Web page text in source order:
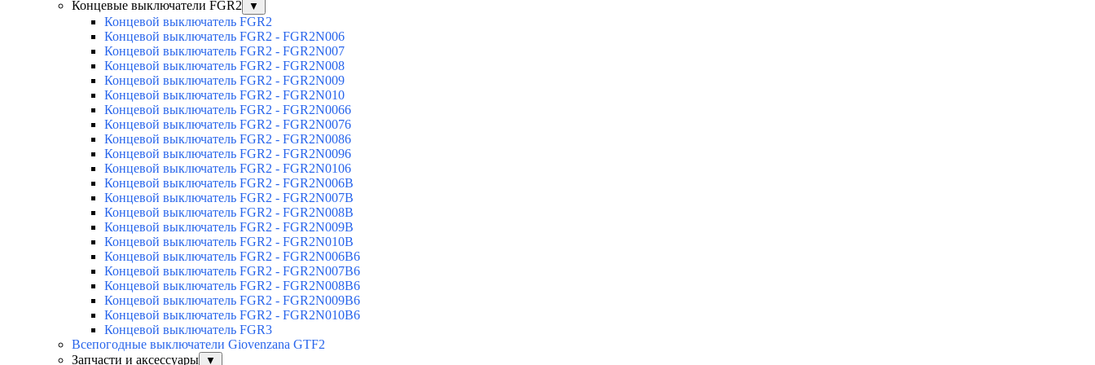
Концевые выключатели FGR2 ▼
Концевой выключатель FGR2
Концевой выключатель FGR2 - FGR2N006
Концевой выключатель FGR2 - FGR2N007
Концевой выключатель FGR2 - FGR2N008
Концевой выключатель FGR2 - FGR2N009
Концевой выключатель FGR2 - FGR2N010
Концевой выключатель FGR2 - FGR2N0066
Концевой выключатель FGR2 - FGR2N0076
Концевой выключатель FGR2 - FGR2N0086
Концевой выключатель FGR2 - FGR2N0096
Концевой выключатель FGR2 - FGR2N0106
Концевой выключатель FGR2 - FGR2N006B
Концевой выключатель FGR2 - FGR2N007B
Концевой выключатель FGR2 - FGR2N008B
Концевой выключатель FGR2 - FGR2N009B
Концевой выключатель FGR2 - FGR2N010B
Концевой выключатель FGR2 - FGR2N006B6
Концевой выключатель FGR2 - FGR2N007B6
Концевой выключатель FGR2 - FGR2N008B6
Концевой выключатель FGR2 - FGR2N009B6
Концевой выключатель FGR2 - FGR2N010B6
Концевой выключатель FGR3
Всепогодные выключатели Giovenzana GTF2
Запчасти и аксессуары
▼